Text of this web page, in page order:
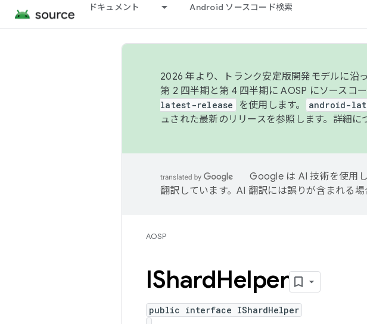
ドキュメント Android ソースコード検索
2026 年より、トランク安定版開発モデルに沿
第 2 四半期と第 4 四半期に AOSP にソースコ
latest-release
を使用します。 android-
ュされた最新のリリースを参照します。詳細に
Google は AI 技術を使用
翻訳しています。AI 翻訳には誤りが含まれる場
AOSP
IShardHelper
public interface IShardHelper